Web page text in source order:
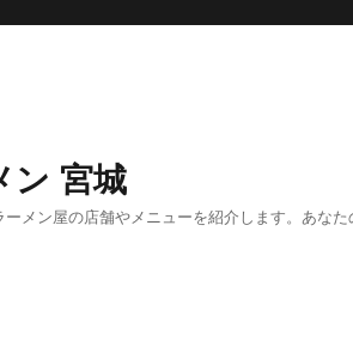
ン 宮城
メン屋の店舗やメニューを紹介します。あな